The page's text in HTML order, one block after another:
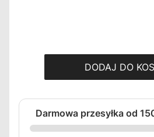
DODAJ DO
Darmowa przesyłka od